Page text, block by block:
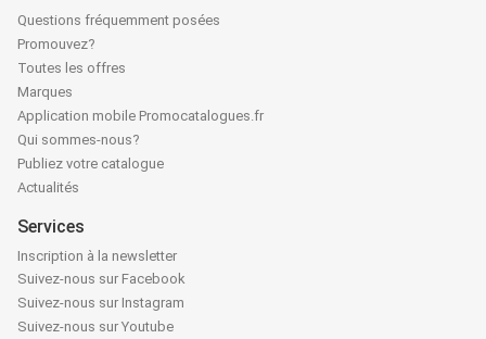
Questions fréquemment posées
Promouvez?
Toutes les offres
Marques
Application mobile Promocatalogues.fr
Qui sommes-nous?
Publiez votre catalogue
Actualités
Services
Inscription à la newsletter
Suivez-nous sur Facebook
Suivez-nous sur Instagram
Suivez-nous sur Youtube